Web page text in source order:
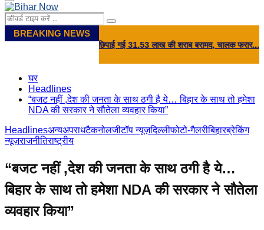
Primary
Menu
Search
for:
Search
BREAKING NEWS
पर खाद की आड़ में छिपाई गई 31.53 लाख की शराब बरामद, चालक फरार...⇝
घर
Headlines
“बजट नहीं ,देश की जनता के साथ ठगी है ये… बिहार के साथ तो हमेशा
NDA की सरकार ने सौतेला व्यवहार किया”
Headlinesअन्यअपराधटैकनोलजीटॉप न्यूज़दिल्लीफोटो-गैलरीबिहारब्रेकिंग
न्यूज़राजनीतिराष्ट्रीय
“बजट नहीं ,देश की जनता के साथ ठगी है ये…
बिहार के साथ तो हमेशा NDA की सरकार ने सौतेला
व्यवहार किया”